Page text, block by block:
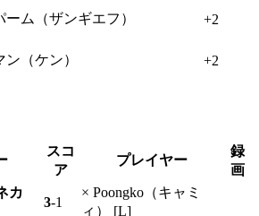
ーム（ザンギエフ） +2
ン（ケン） +2
スコ
ア
プレイヤー
録
画
カ
3-1
× Poongko（キャミ
ィ） [L]